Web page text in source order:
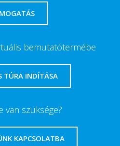
bemutatótermébe
TÚRA INDÍTÁSA
van szüksége?
KAPCSOLATBA